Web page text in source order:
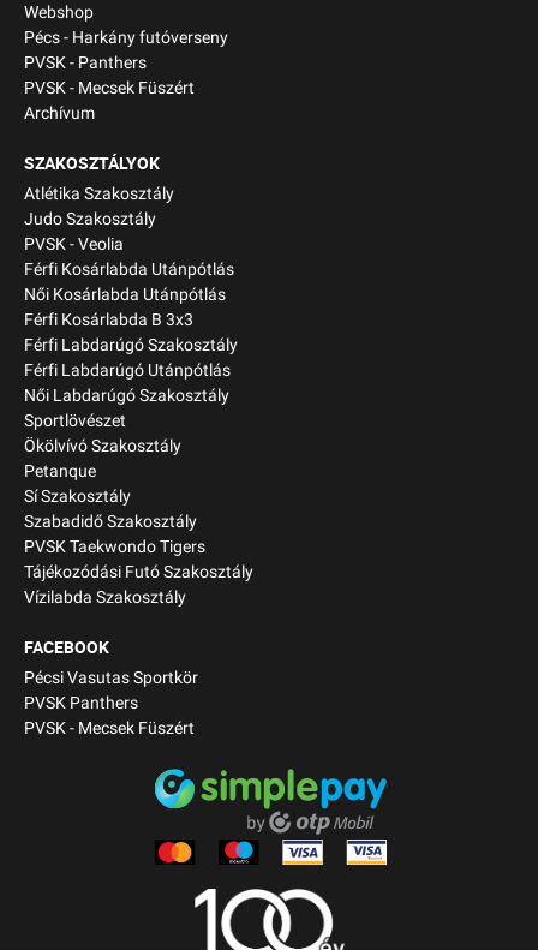
Webshop
Pécs - Harkány futóverseny
PVSK - Panthers
PVSK - Mecsek Füszért
Archívum
SZAKOSZTÁLYOK
Atlétika Szakosztály
Judo Szakosztály
PVSK - Veolia
Férfi Kosárlabda Utánpótlás
Női Kosárlabda Utánpótlás
Férfi Kosárlabda B 3x3
Férfi Labdarúgó Szakosztály
Férfi Labdarúgó Utánpótlás
Női Labdarúgó Szakosztály
Sportlövészet
Ökölvívó Szakosztály
Petanque
Sí Szakosztály
Szabadidő Szakosztály
PVSK Taekwondo Tigers
Tájékozódási Futó Szakosztály
Vízilabda Szakosztály
FACEBOOK
Pécsi Vasutas Sportkör
PVSK Panthers
PVSK - Mecsek Füszért